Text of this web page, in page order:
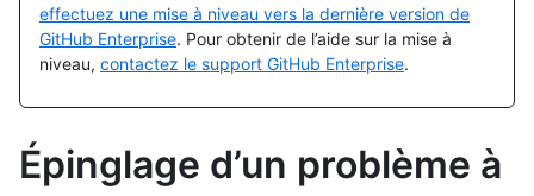
effectuez une mise à niveau vers la dernière version de
GitHub Enterprise. Pour obtenir de l’aide sur la mise à
niveau, contactez le support GitHub Enterprise.
Épinglage d’un problème à